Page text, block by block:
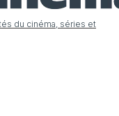
du cinéma, séries et